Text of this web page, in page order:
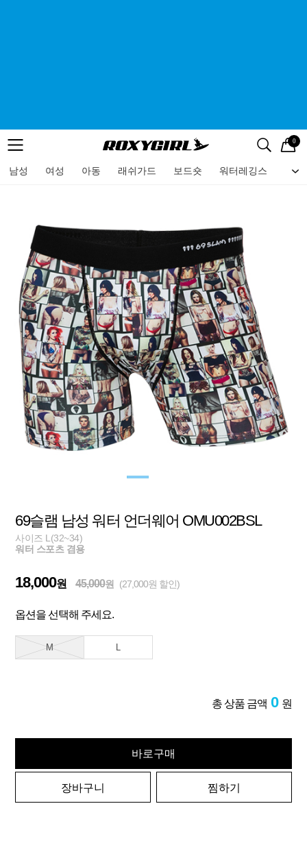
메뉴 검색
로고 0
남성 여성 아동 래쉬가드 보드숏 워터레깅스 비
메뉴
69슬램 남성 워터 언더웨어 OMU002BSL
사이즈 L(32~34)
워터 스포츠 겸용
18,000원 45,000원 (27,000원 할인)
옵션을 선택해 주세요.
M L
총 상품 금액 0 원
바로구매
장바구니 찜하기